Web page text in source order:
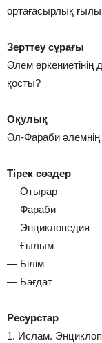
ортағасырлық
Зерттеу сұрағы
Әлем өркениетінің
қосты?
Оқулық
Әл-Фараби
Тірек сөздер
— Отырар
— Фараби
— Энциклопедия
— Ғылым
— Білім
— Бағдат
Ресурстар
1. Ислам.